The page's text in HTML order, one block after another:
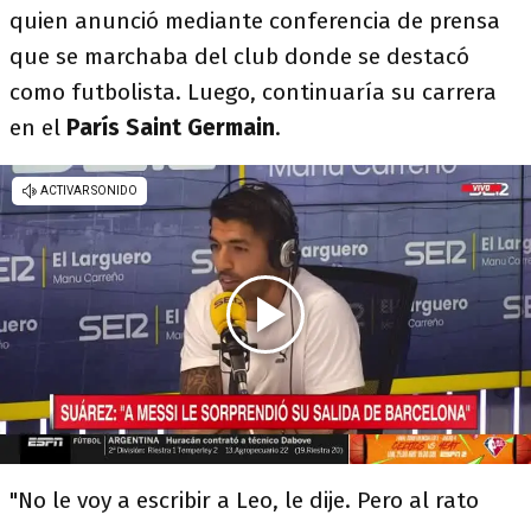
quien anunció mediante conferencia de prensa
que se marchaba del club donde se destacó
como futbolista. Luego, continuaría su carrera
en el París Saint Germain.
"No le voy a escribir a Leo, le dije. Pero al rato